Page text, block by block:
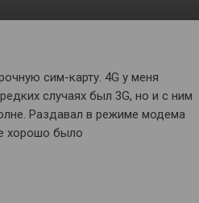
сим-карту. 4G у меня
случаях был 3G, но и с ним
Раздавал в режиме модема
хорошо было